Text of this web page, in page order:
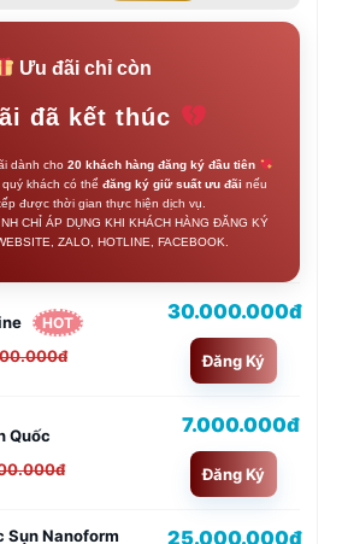
Ưu đãi chỉ còn
đã kết thúc
dành cho 20 khách hàng đăng ký đầu tiên
khách có thể đăng ký giữ suất ưu đãi nếu
được thời gian thực hiện dịch vụ.
CHỈ ÁP DỤNG KHI KHÁCH HÀNG ĐĂNG KÝ
ZALO, HOTLINE, FACEBOOK.
HOT 30.000.000đ
Đăng Ký
Quốc
7.000.000đ
Đăng Ký
Sụn Nanoform 25.000.000đ